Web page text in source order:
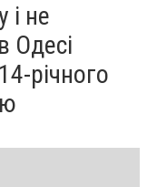
і не
Одесі
річного